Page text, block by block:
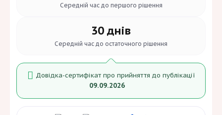
Середній час до першого рішення
30 днів
Середній час до остаточного рішення
Довідка-сертифікат про прийняття до публікації
09.09.2026